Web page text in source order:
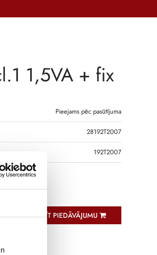
1,5VA + fix
Pieejams pēc pasūtījuma
28192T2007
192T2007
1 1,5VA
PIEPRASĪT PIEDĀVĀJUMU